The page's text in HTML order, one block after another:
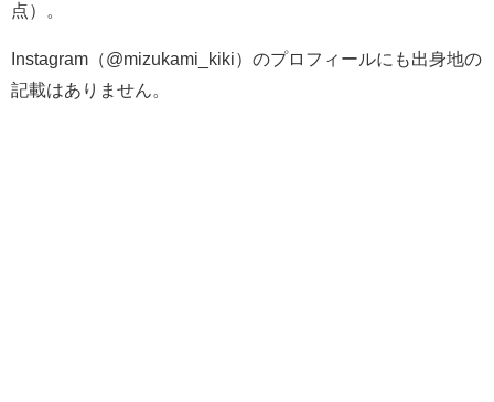
点）。
Instagram（@mizukami_kiki）のプロフィールにも出身地の
記載はありません。